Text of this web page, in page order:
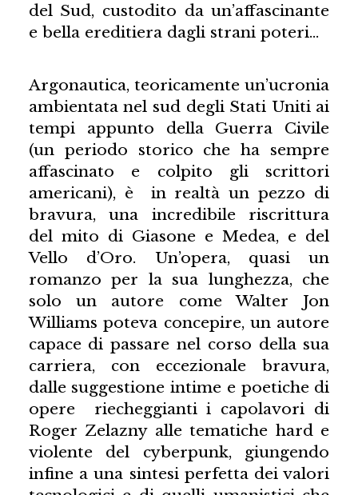
del Sud, custodito da un’affascinante
e bella ereditiera dagli strani poteri…
Argonautica, teoricamente un’ucronia
ambientata nel sud degli Stati Uniti ai
tempi appunto della Guerra Civile
(un periodo storico che ha sempre
affascinato e colpito gli scrittori
americani), è in realtà un pezzo di
bravura, una incredibile riscrittura
del mito di Giasone e Medea, e del
Vello d’Oro. Un’opera, quasi un
romanzo per la sua lunghezza, che
solo un autore come Walter Jon
Williams poteva concepire, un autore
capace di passare nel corso della sua
carriera, con eccezionale bravura,
dalle suggestione intime e poetiche di
opere riecheggianti i capolavori di
Roger Zelazny alle tematiche hard e
violente del cyberpunk, giungendo
infine a una sintesi perfetta dei valori